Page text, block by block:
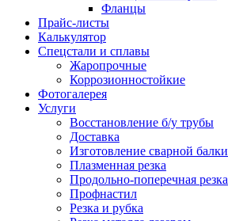
Фланцы
Прайс-листы
Калькулятор
Спецстали и сплавы
Жаропрочные
Коррозионностойкие
Фотогалерея
Услуги
Восстановление б/у трубы
Доставка
Изготовление сварной балки
Плазменная резка
Продольно-поперечная резка
Профнастил
Резка и рубка